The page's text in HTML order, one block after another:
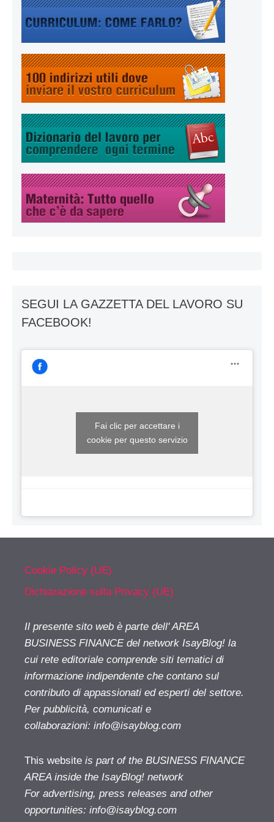
SEGUI LA GAZZETTA DEL LAVORO SU
FACEBOOK!
Fai clic per accettare i
cookie per questo servizio
Cookie Policy (UE)
Dichiarazione sulla Privacy (UE)
Il presente sito web è parte dell' AREA
BUSINESS FINANCE del network IsayBlog! la
cui rete editoriale comprende siti tematici di
informazione indipendente che contano sul
contributo di appassionati ed esperti del settore.
Per pubblicità, comunicati e
collaborazioni: info@isayblog.com
This website is part of the BUSINESS FINANCE
AREA inside the IsayBlog! network
For advertising, press releases and other
opportunities: info@isayblog.com